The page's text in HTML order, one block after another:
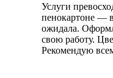
Услуги
пенокартоне —
ожидала.
свою работу.
Рекомендую